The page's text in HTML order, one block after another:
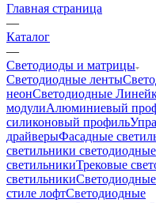
Главная страница
—
Каталог
—
Светодиоды и матрицы
Светодиодные ленты
неонСветодиодные
модулиАлюминиевый
силиконовый профиль
драйверыФасадные
светильники светодиодные
светильникиТрековые
светильники
стиле лофтСветодиодные